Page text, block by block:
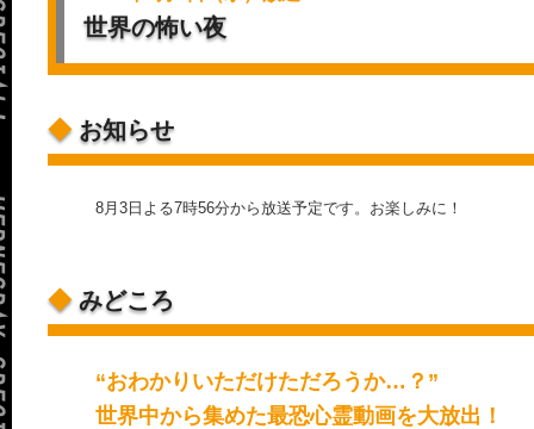
世界の怖い夜
◆ お知らせ
8月3日よる7時56分から放送予定です。お楽しみに！
◆ みどころ
“おわかりいただけただろうか…？”
世界中から集めた最恐心霊動画を大放出！